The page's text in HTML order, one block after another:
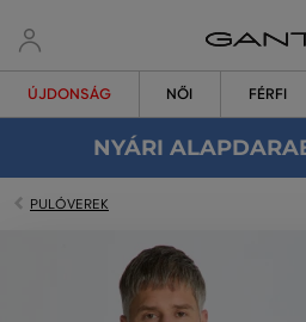
ÚJDONSÁG NŐI FÉRFI
NYÁRI
PULÓVEREK